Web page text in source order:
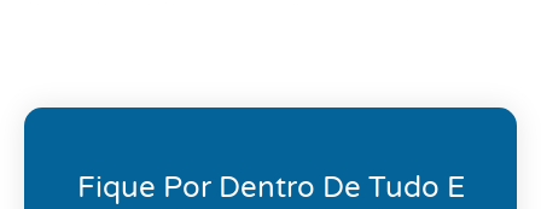
Fique Por Dentro De Tudo E